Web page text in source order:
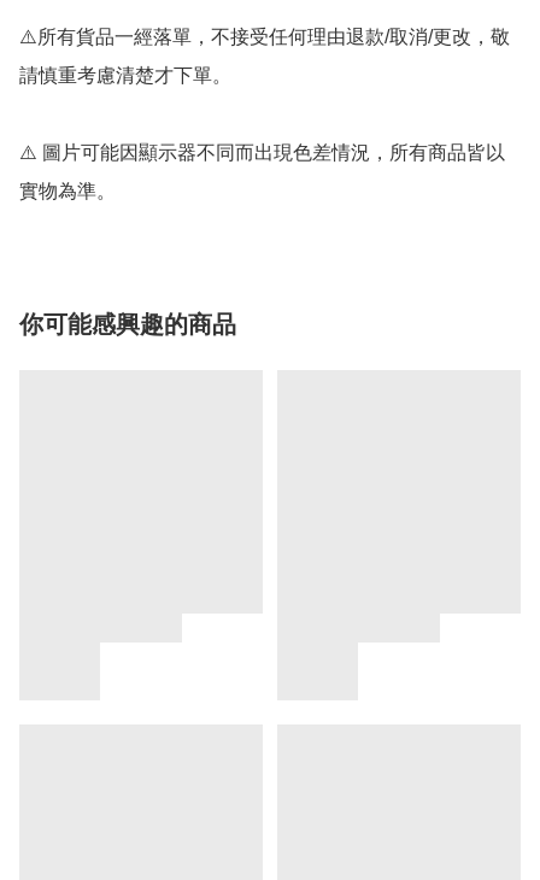
⚠️所有貨品一經落單，不接受任何理由退款/取消/更改，敬
請慎重考慮清楚才下單。
⚠️ 圖片可能因顯示器不同而出現色差情況，所有商品皆以
實物為準。
你可能感興趣的商品